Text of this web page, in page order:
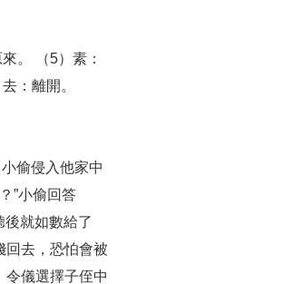
。 （5）素：
：離開。
偷侵入他家中
”小偷回答
後就如數給了
回去，恐怕會被
令儀選擇子侄中